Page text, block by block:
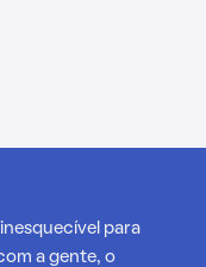
para
a gente, o